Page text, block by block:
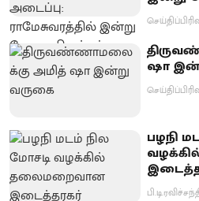
ஷா
பழநி